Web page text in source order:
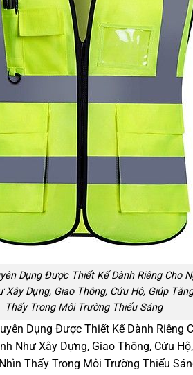
Dụng Được Thiết Kế Dành Riêng Cho
Xây Dựng, Giao Thông, Cứu Hộ, Giúp
Thấy Trong Môi Trường Thiếu Sáng
Dụng Được Thiết Kế Dành Riêng
Như Xây Dựng, Giao Thông, Cứu
Thấy Trong Môi Trường Thiếu